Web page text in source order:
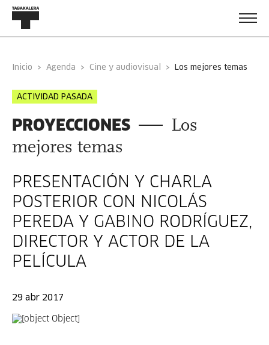
Inicio Agenda Cine y audiovisual los mejores temas
ACTIVIDAD PASADA
PROYECCIONES
Los
mejores temas
PRESENTACIÓN Y CHARLA
POSTERIOR CON NICOLÁS
PEREDA Y GABINO RODRÍGUEZ,
DIRECTOR Y ACTOR DE LA
PELÍCULA
29 abr 2017